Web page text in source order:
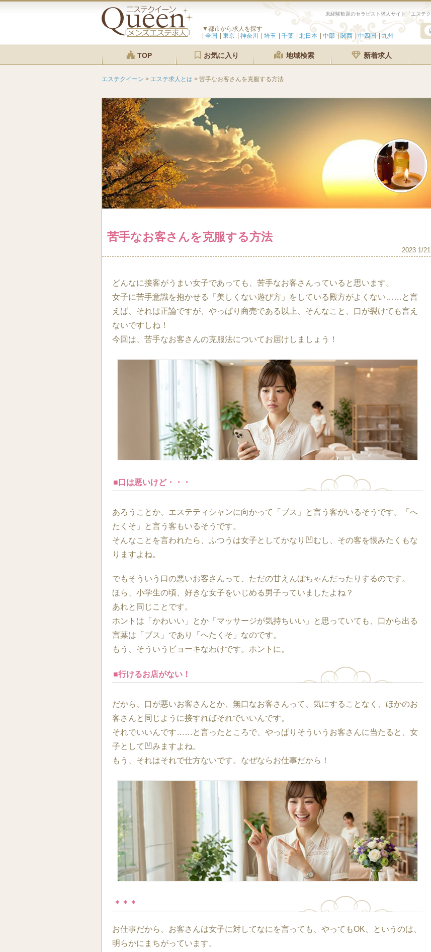
▼都市から求人を探す
全国
東京 神奈川 埼玉 千葉 北日本 中部 関西 中四国 九州
TOP お気に入り 地域検索 新着求人
エステクイーン > エステ求人とは > 苦手なお客さんを克服する方法
苦手なお客さんを克服する方法
2023 1/21
どんなに接客がうまい女子であっても、苦手なお客さんっていると思います。
女子に苦手意識を抱かせる「美しくない遊び方」をしている殿方がよくない……と言
えば、それは正論ですが、やっぱり商売である以上、そんなこと、口が裂けても言え
ないですしね！
今回は、苦手なお客さんの克服法についてお届けしましょう！
■口は悪いけど・・・
あろうことか、エステティシャンに向かって「ブス」と言う客がいるそうです。「へ
たくそ」と言う客もいるそうです。
そんなことを言われたら、ふつうは女子としてかなり凹むし、その客を恨みたくもな
りますよね。
でもそういう口の悪いお客さんって、ただの甘えんぼちゃんだったりするのです。
ほら、小学生の頃、好きな女子をいじめる男子っていましたよね？
あれと同じことです。
ホントは「かわいい」とか「マッサージが気持ちいい」と思っていても、口から出る
言葉は「ブス」であり「へたくそ」なのです。
もう、そういうビョーキなわけです。ホントに。
■行けるお店がない！
だから、口が悪いお客さんとか、無口なお客さんって、気にすることなく、ほかのお
客さんと同じように接すればそれでいいんです。
それでいいんです……と言ったところで、やっぱりそういうお客さんに当たると、女
子として凹みますよね。
もう、それはそれで仕方ないです。なぜならお仕事だから！
＊＊＊
お仕事だから、お客さんは女子に対してなにを言っても、やってもOK、というのは、
明らかにまちがっています。